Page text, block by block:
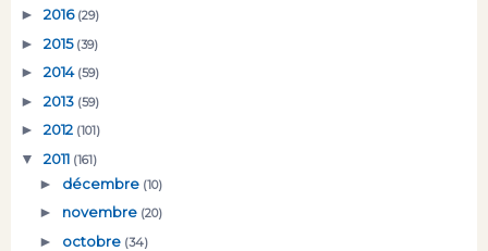
► 2016 (29)
► 2015 (39)
► 2014 (59)
► 2013 (59)
► 2012 (101)
▼ 2011 (161)
► décembre (10)
► novembre (20)
► octobre (34)